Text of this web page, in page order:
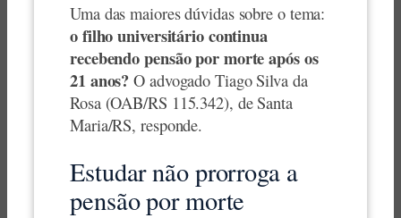
Uma das maiores dúvidas sobre o tema:
o filho universitário continua
recebendo pensão por morte após os
21 anos? O advogado Tiago Silva da
Rosa (OAB/RS 115.342), de Santa
Maria/RS, responde.
Estudar não prorroga a
pensão por morte